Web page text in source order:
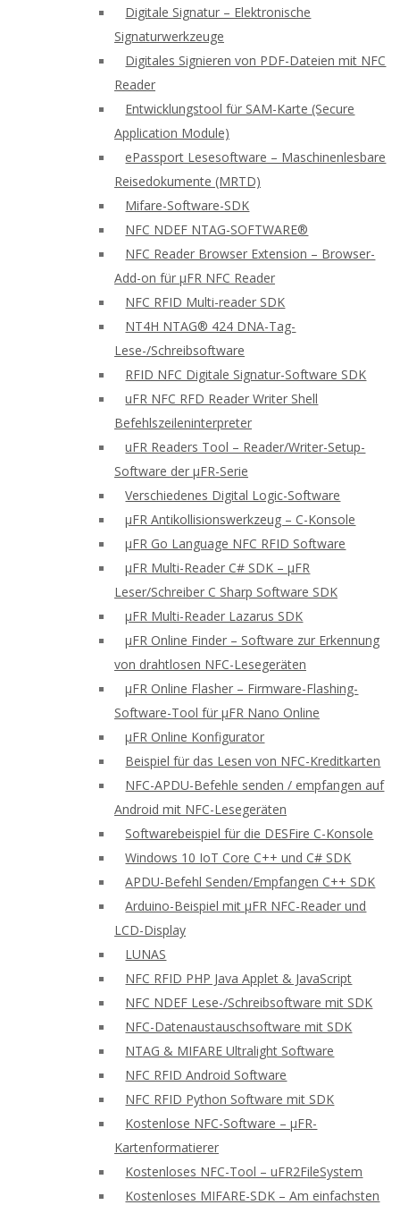
Digitale Signatur – Elektronische
Signaturwerkzeuge
Digitales Signieren von PDF-Dateien mit NFC
Reader
Entwicklungstool für SAM-Karte (Secure
Application Module)
ePassport Lesesoftware – Maschinenlesbare
Reisedokumente (MRTD)
Mifare-Software-SDK
NFC NDEF NTAG-SOFTWARE®
NFC Reader Browser Extension – Browser-
Add-on für μFR NFC Reader
NFC RFID Multi-reader SDK
NT4H NTAG® 424 DNA-Tag-
Lese-/Schreibsoftware
RFID NFC Digitale Signatur-Software SDK
uFR NFC RFD Reader Writer Shell
Befehlszeileninterpreter
uFR Readers Tool – Reader/Writer-Setup-
Software der μFR-Serie
Verschiedenes Digital Logic-Software
μFR Antikollisionswerkzeug – C-Konsole
μFR Go Language NFC RFID Software
μFR Multi-Reader C# SDK – μFR
Leser/Schreiber C Sharp Software SDK
μFR Multi-Reader Lazarus SDK
μFR Online Finder – Software zur Erkennung
von drahtlosen NFC-Lesegeräten
μFR Online Flasher – Firmware-Flashing-
Software-Tool für μFR Nano Online
μFR Online Konfigurator
Beispiel für das Lesen von NFC-Kreditkarten
NFC-APDU-Befehle senden / empfangen auf
Android mit NFC-Lesegeräten
Softwarebeispiel für die DESFire C-Konsole
Windows 10 IoT Core C++ und C# SDK
APDU-Befehl Senden/Empfangen C++ SDK
Arduino-Beispiel mit μFR NFC-Reader und
LCD-Display
LUNAS
NFC RFID PHP Java Applet & JavaScript
NFC NDEF Lese-/Schreibsoftware mit SDK
NFC-Datenaustauschsoftware mit SDK
NTAG & MIFARE Ultralight Software
NFC RFID Android Software
NFC RFID Python Software mit SDK
Kostenlose NFC-Software – μFR-
Kartenformatierer
Kostenloses NFC-Tool – uFR2FileSystem
Kostenloses MIFARE-SDK – Am einfachsten